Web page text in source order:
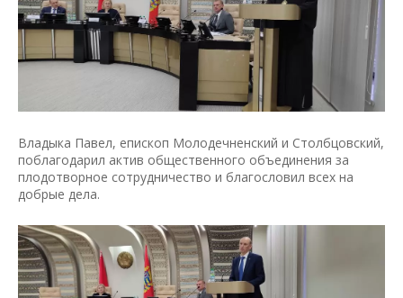
Владыка Павел, епископ Молодечненский и Столбцовский,
поблагодарил актив общественного объединения за
плодотворное сотрудничество и благословил всех на
добрые дела.